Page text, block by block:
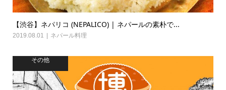
【渋谷】ネパリコ (NEPALICO) | ネパールの素朴で...
2019.08.01 ネパール料理
その他